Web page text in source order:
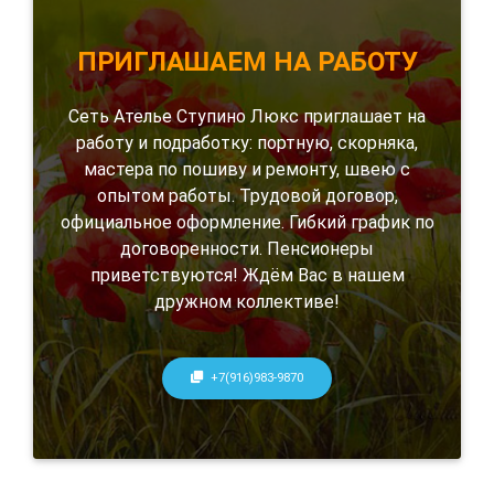
ПРИГЛАШАЕМ НА РАБОТУ
Сеть Ателье Ступино Люкс приглашает на
работу и подработку: портную, скорняка,
мастера по пошиву и ремонту, швею с
опытом работы. Трудовой договор,
официальное оформление. Гибкий график по
договоренности. Пенсионеры
приветствуются! Ждём Вас в нашем
дружном коллективе!
+7(916)983-9870